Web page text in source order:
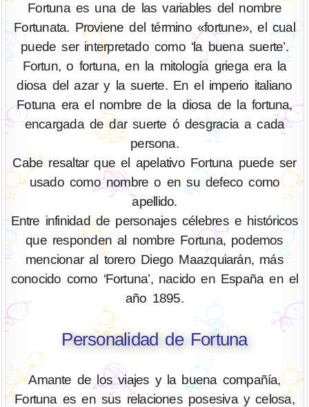
Fortuna es una de las variables del nombre
Fortunata. Proviene del término «fortune», el cual
puede ser interpretado como ‘la buena suerte’.
Fortun, o fortuna, en la mitología griega era la
diosa del azar y la suerte. En el imperio italiano
Fotuna era el nombre de la diosa de la fortuna,
encargada de dar suerte ó desgracia a cada
persona.
Cabe resaltar que el apelativo Fortuna puede ser
usado como nombre o en su defeco como
apellido.
Entre infinidad de personajes célebres e históricos
que responden al nombre Fortuna, podemos
mencionar al torero Diego Maazquiarán, más
conocido como ‘Fortuna’, nacido en España en el
año 1895.
Personalidad de Fortuna
Amante de los viajes y la buena compañía,
Fortuna es en sus relaciones posesiva y celosa,